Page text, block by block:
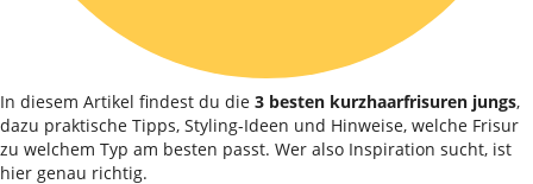
In diesem Artikel findest du die 3 besten kurzhaarfrisuren jungs,
dazu praktische Tipps, Styling-Ideen und Hinweise, welche Frisur
zu welchem Typ am besten passt. Wer also Inspiration sucht, ist
hier genau richtig.